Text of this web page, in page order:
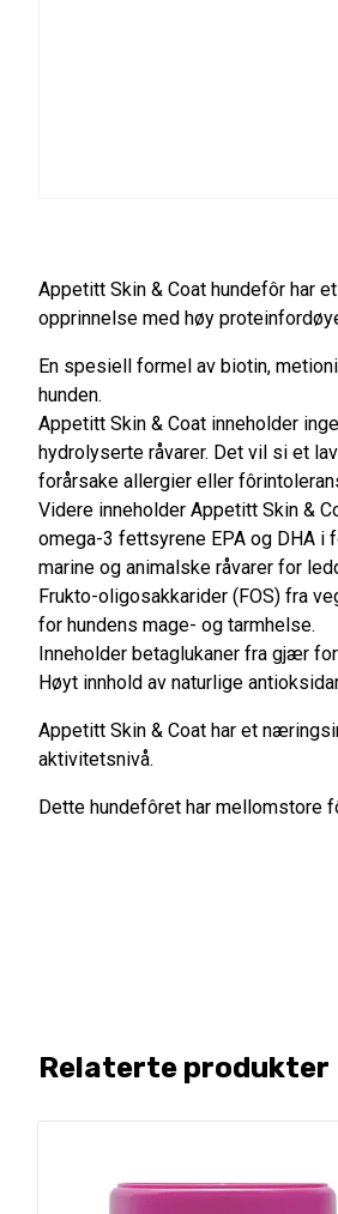
Appetitt Skin & Coat hundefôr har
opprinnelse med høy
En spesiell formel av biotin,
hunden.
Appetitt Skin & Coat inneholder
hydrolyserte råvarer. Det vil si et
forårsake allergier eller
Videre inneholder Appetitt Skin &
omega-3 fettsyrene EPA og DHA i
marine og animalske råvarer for
Frukto-oligosakkarider (FOS) fra
for hundens mage- og tarmhelse.
Inneholder betaglukaner fra gjær
Høyt innhold av naturlige
Appetitt Skin & Coat har et
aktivitetsnivå.
Dette hundefôret har mellomstore
Relaterte produkter